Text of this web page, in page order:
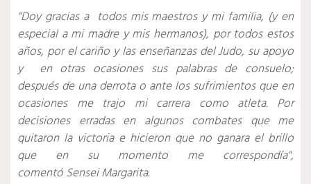
"Doy gracias a todos mis maestros y mi familia, (y en
especial a mi madre y mis hermanos), por todos estos
años, por el cariño y las enseñanzas del Judo, su apoyo
y en otras ocasiones sus palabras de consuelo;
después de una derrota o ante los sufrimientos que en
ocasiones me trajo mi carrera como atleta. Por
decisiones erradas en algunos combates que me
quitaron la victoria e hicieron que no ganara el brillo
que en su momento me correspondía",
comentó Sensei Margarita.